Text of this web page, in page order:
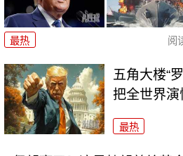
最热 阅
五角大楼“
把全世界演
最热